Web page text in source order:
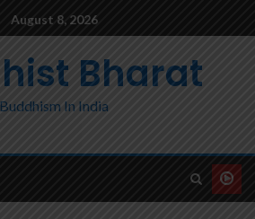
August 8, 2026
Bharat
Buddhism In India